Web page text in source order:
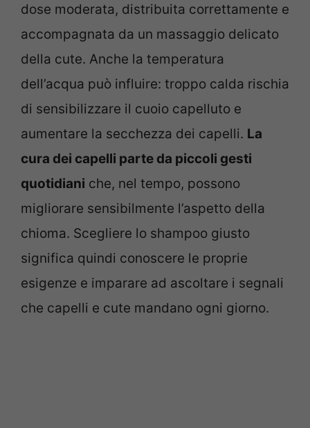
dose moderata, distribuita correttamente e
accompagnata da un massaggio delicato
della cute. Anche la temperatura
dell’acqua può influire: troppo calda rischia
di sensibilizzare il cuoio capelluto e
aumentare la secchezza dei capelli. La
cura dei capelli parte da piccoli gesti
quotidiani che, nel tempo, possono
migliorare sensibilmente l’aspetto della
chioma. Scegliere lo shampoo giusto
significa quindi conoscere le proprie
esigenze e imparare ad ascoltare i segnali
che capelli e cute mandano ogni giorno.